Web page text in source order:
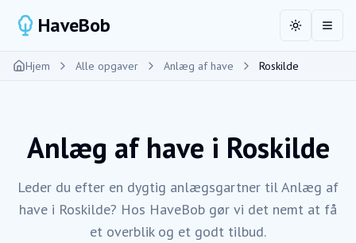
HaveBob ToggleÅbn
Hjem Alle opgaver Anlæg af have Roskilde
Anlæg af have i Roskilde
Leder du efter en dygtig anlægsgartner til Anlæg af
have i Roskilde? Hos HaveBob gør vi det nemt at få
et overblik og et godt tilbud.